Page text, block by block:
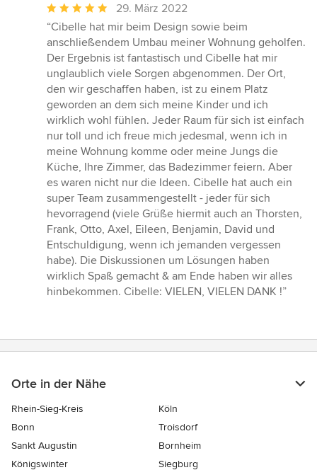
Durchschnittliche
Bewertung:
5
von
5
Sternen
29. März 2022
“Cibelle hat mir beim Design sowie beim
anschließendem Umbau meiner Wohnung geholfen.
Der Ergebnis ist fantastisch und Cibelle hat mir
unglaublich viele Sorgen abgenommen. Der Ort,
den wir geschaffen haben, ist zu einem Platz
geworden an dem sich meine Kinder und ich
wirklich wohl fühlen. Jeder Raum für sich ist einfach
nur toll und ich freue mich jedesmal, wenn ich in
meine Wohnung komme oder meine Jungs die
Küche, Ihre Zimmer, das Badezimmer feiern. Aber
es waren nicht nur die Ideen. Cibelle hat auch ein
super Team zusammengestellt - jeder für sich
hevorragend (viele Grüße hiermit auch an Thorsten,
Frank, Otto, Axel, Eileen, Benjamin, David und
Entschuldigung, wenn ich jemanden vergessen
habe). Die Diskussionen um Lösungen haben
wirklich Spaß gemacht & am Ende haben wir alles
hinbekommen. Cibelle: VIELEN, VIELEN DANK !”
Orte in der Nähe
Rhein-Sieg-Kreis
Köln
Bonn
Troisdorf
Sankt Augustin
Bornheim
Königswinter
Siegburg